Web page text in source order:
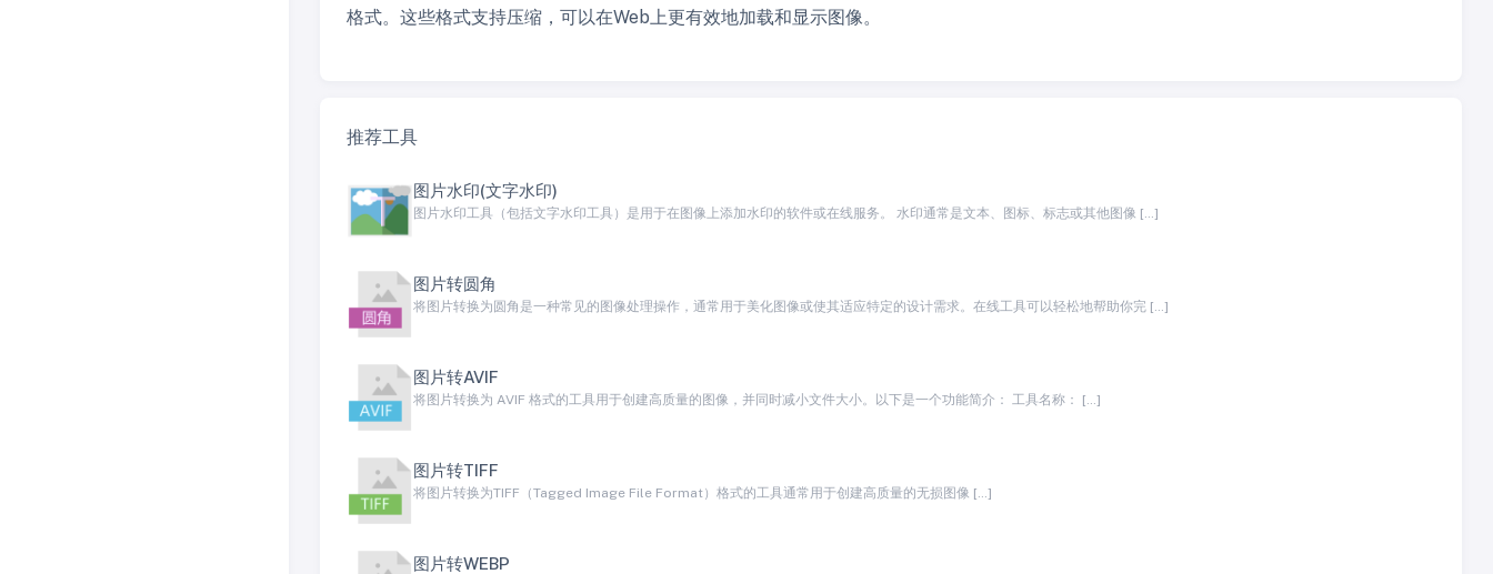
格式。这些格式支持压缩，可以在Web上更有效地加载和显示图像。
推荐工具
图片水印(文字水印)
图片水印工具（包括文字水印工具）是用于在图像上添加水印的软件或在线服务。 水印通常是文本、图标、标志或其他图像 […]
图片转圆角
将图片转换为圆角是一种常见的图像处理操作，通常用于美化图像或使其适应特定的设计需求。在线工具可以轻松地帮助你完 […]
图片转AVIF
将图片转换为 AVIF 格式的工具用于创建高质量的图像，并同时减小文件大小。以下是一个功能简介： 工具名称： […]
图片转TIFF
将图片转换为TIFF（Tagged Image File Format）格式的工具通常用于创建高质量的无损图像 […]
图片转WEBP